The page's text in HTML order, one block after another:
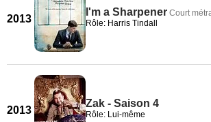
2013
I'm a Sharpener Court
Rôle: Harris Tindall
2013
Zak - Saison 4
Rôle: Lui-même